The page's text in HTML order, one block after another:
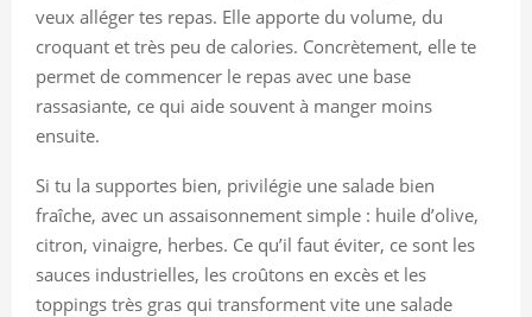
veux alléger tes repas. Elle apporte du volume, du
croquant et très peu de calories. Concrètement, elle te
permet de commencer le repas avec une base
rassasiante, ce qui aide souvent à manger moins
ensuite.
Si tu la supportes bien, privilégie une salade bien
fraîche, avec un assaisonnement simple : huile d’olive,
citron, vinaigre, herbes. Ce qu’il faut éviter, ce sont les
sauces industrielles, les croûtons en excès et les
toppings très gras qui transforment vite une salade